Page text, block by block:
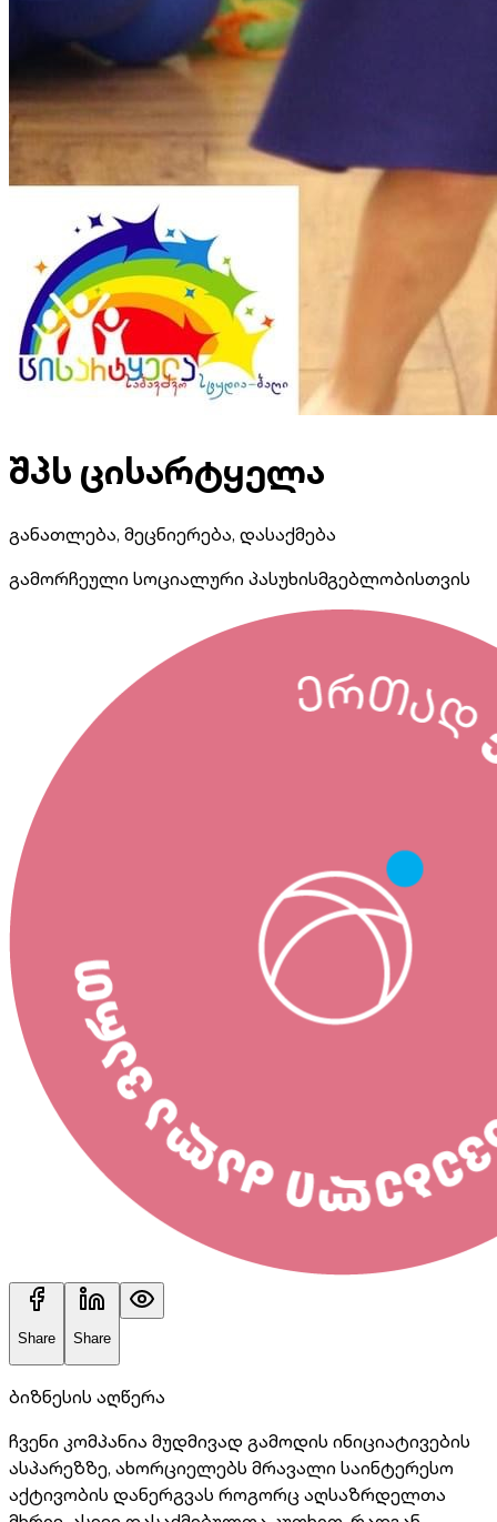
შპს ცისარტყელა
განათლება, მეცნიერება, დასაქმება
გამორჩეული სოციალური პასუხისმგებლობისთვის
Share Share
ბიზნესის აღწერა
ჩვენი კომპანია მუდმივად გამოდის ინიციატივების
ასპარეზზე, ახორციელებს მრავალი საინტერესო
აქტივობის დანერგვას როგორც აღსაზრდელთა